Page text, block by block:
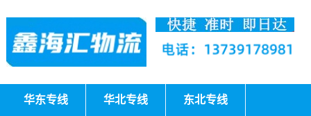
华东专线 华北专线 东北专线